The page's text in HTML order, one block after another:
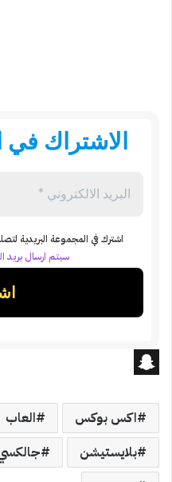
الاشتراك في
اشترك في المجموعة البريدية
سيتم ارسال بريد
a
p
اكس بوكس العاب
بلايستيشن